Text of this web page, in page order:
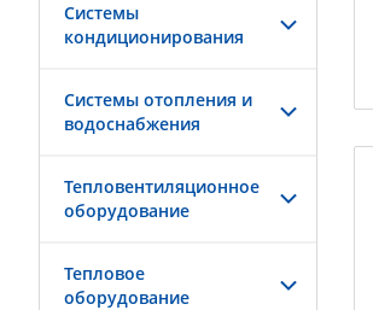
Системы
кондиционирования
Системы отопления и
водоснабжения
Тепловентиляционное
оборудование
Тепловое
оборудование